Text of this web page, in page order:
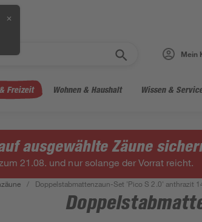
✕
Mein
Freizeit Wohnen & Haushalt Wissen &
ausgewählte Zäune
21.08. und nur solange der Vorrat reicht.
/ Doppelstabmattenzaun-Set 'Pico S 2.0' anthrazit